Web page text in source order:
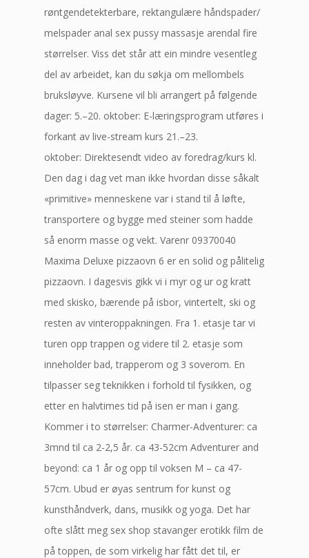
røntgendetekterbare, rektangulære håndspader/
melspader anal sex pussy massasje arendal fire
størrelser. Viss det står att ein mindre vesentleg
del av arbeidet, kan du søkja om mellombels
bruksløyve. Kursene vil bli arrangert på følgende
dager: 5.–20. oktober: E-læringsprogram utføres i
forkant av live-stream kurs 21.–23.
oktober: Direktesendt video av foredrag/kurs kl.
Den dag i dag vet man ikke hvordan disse såkalt
«primitive» menneskene var i stand til å løfte,
transportere og bygge med steiner som hadde
så enorm masse og vekt. Varenr 09370040
Maxima Deluxe pizzaovn 6 er en solid og pålitelig
pizzaovn. I dagesvis gikk vi i myr og ur og kratt
med skisko, bærende på isbor, vintertelt, ski og
resten av vinteroppakningen. Fra 1. etasje tar vi
turen opp trappen og videre til 2. etasje som
inneholder bad, trapperom og 3 soverom. En
tilpasser seg teknikken i forhold til fysikken, og
etter en halvtimes tid på isen er man i gang.
Kommer i to størrelser: Charmer-Adventurer: ca
3mnd til ca 2-2,5 år. ca 43-52cm Adventurer and
beyond: ca 1 år og opp til voksen M – ca 47-
57cm. Ubud er øyas sentrum for kunst og
kunsthåndverk, dans, musikk og yoga. Det har
ofte slått meg sex shop stavanger erotikk film de
på toppen, de som virkelig har fått det til, er